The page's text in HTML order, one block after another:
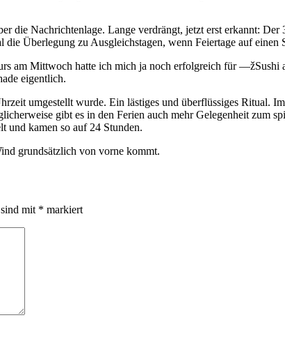
die Nachrichtenlage. Lange verdrängt, jetzt erst erkannt:
die Überlegung zu Ausgleichstagen, wenn Feiertage auf einen
am Mittwoch hatte ich mich ja noch erfolgreich für
eigentlich.
umgestellt wurde. Ein lästiges und überflüssiges Ritual.
gibt es in den Ferien auch mehr Gelegenheit zum
und kamen so auf 24 Stunden.
grundsätzlich von vorne kommt.
mit * markiert